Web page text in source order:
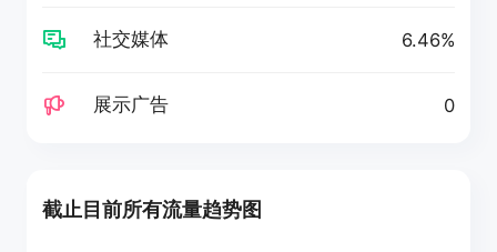
社交媒体 6.46%
展示广告 0
截止目前所有流量趋势图